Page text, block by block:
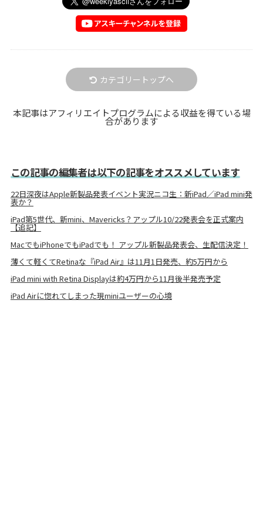
カテゴリートップへ
本記事はアフィリエイトプログラムによる収益を得ている場
合があります
この記事の編集者は以下の記事をオススメしています
22日深夜はApple新製品発表イベント実況ニコ生：新iPad／iPad mini発
表か？
iPad第5世代、新mini、Mavericks？‎アップル10/22発表会を正式案内
【追記】
MacでもiPhoneでもiPadでも！ アップル新製品発表会、生配信決定！
薄くて軽くてRetinaな『iPad Air』は11月1日発売、約5万円から
iPad mini with Retina Displayは約4万円から11月後半発売予定
iPad Airに惚れてしまった現miniユーザーの心境